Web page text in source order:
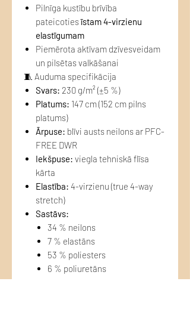
Pilnīga kustību brīvība
pateicotiesīstam 4-virzienu
elastīgumam
Piemērota aktīvam dzīvesveidam
un pilsētas valkāšanai
🧵 Auduma specifikācija
Svars: 230 g/m² (±5 %)
Platums: 147 cm (152 cm pilns
platums)
Ārpuse: blīvi austs neilons ar PFC-
FREE DWR
Iekšpuse: viegla tehniskā flīsa
kārta
Elastība: 4-virzienu (true 4-way
stretch)
Sastāvs:
34 % neilons
7 % elastāns
53 % poliesters
6 % poliuretāns